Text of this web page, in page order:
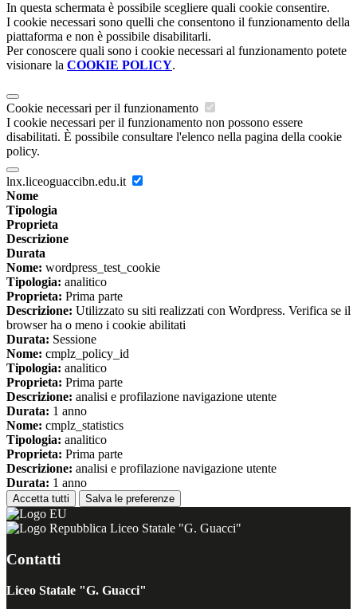
In questa schermata è possibile scegliere quali cookie consentire.
I cookie necessari sono quelli che consentono il funzionamento della
piattaforma e non è possibile disabilitarli.
Per conoscere quali sono i cookie necessari al funzionamento potete
visionare la COOKIE POLICY.
Cookie necessari per il funzionamento
I cookie necessari per il funzionamento non possono essere
disabilitati. È possibile consultare l'elenco nella pagina della cookie
policy.
lnx.liceoguaccibn.edu.it
Nome
Tipologia
Proprieta
Descrizione
Durata
Nome: wordpress_test_cookie
Tipologia: analitico
Proprieta: Prima parte
Descrizione: Utilizzato su siti realizzati con Wordpress. Verifica se il
browser ha o meno i cookie abilitati
Durata: Sessione
Nome: cmplz_policy_id
Tipologia: analitico
Proprieta: Prima parte
Descrizione: analisi e profilazione navigazione utente
Durata: 1 anno
Nome: cmplz_statistics
Tipologia: analitico
Proprieta: Prima parte
Descrizione: analisi e profilazione navigazione utente
Durata: 1 anno
Accetta tutti Salva le preferenze
Liceo Statale "G. Guacci"
Contatti
Liceo Statale "G. Guacci"